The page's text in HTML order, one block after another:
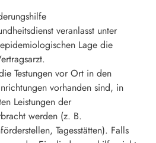
veranlasst unter
Lage die
Testungen vor Ort in den
vorhanden sind, in
Leistungen der
werden (z. B.
Tagesstätten). Falls